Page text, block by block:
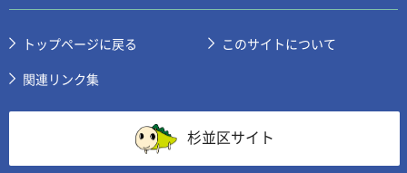
トップページに戻る
このサイトについて
関連リンク集
杉並区サイト